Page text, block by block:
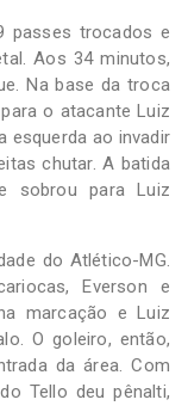
passes trocados e
Aos 34 minutos,
Na base da troca
o atacante Luiz
esquerda ao invadir
chutar. A batida
sobrou para Luiz
do Atlético-MG.
Everson e
marcação e Luiz
O goleiro, então,
da área. Com
Tello deu pênalti,